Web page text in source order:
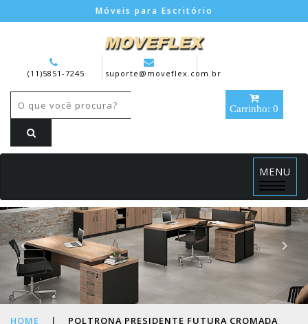
Móveis para Escritório
(11)5851-7245 suporte@moveflex.com.br
Carrinho: 0
MENU
Menu
HOME | POLTRONA PRESIDENTE FUTURA CROMADA